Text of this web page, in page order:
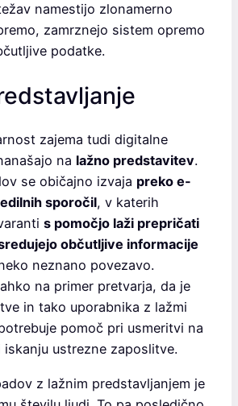
namestijo zlonamerno
zamrznejo sistem opremo
podatke.
zajema tudi digitalne
na lažno predstavitev.
se običajno izvaja preko e-
sporočil, v katerih
s pomočjo laži prepričati
občutljive informacije
neznano povezavo.
na primer pretvarja, da je
in tako uporabnika z lažmi
pomoč pri usmeritvi na
ustrezne zaposlitve.
z lažnim predstavljanjem je